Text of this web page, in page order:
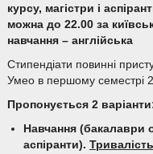
курсу, магістри і
можна до 22.00 за
навчання – англійська
Стипендіати повинні
Умео в першому семестрі
Пропонується 2
Навчання (бакалаври
аспіранти).